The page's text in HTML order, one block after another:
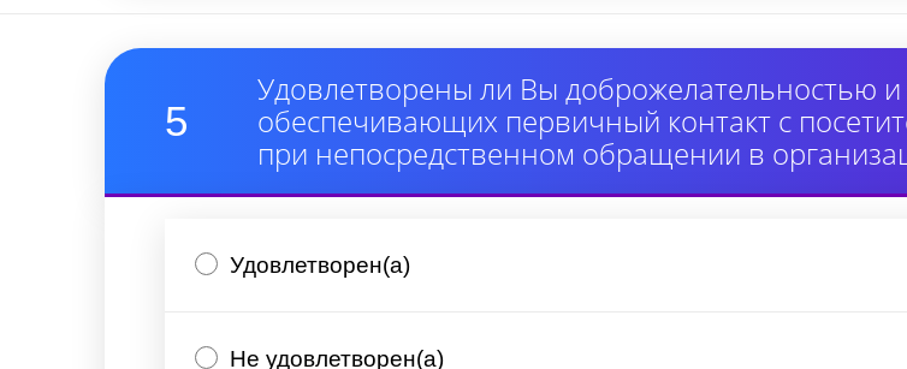
5
Удовлетворены ли Вы доброжелательностью
обеспечивающих первичный контакт с
при непосредственном обращении в
Удовлетворен(а)
Не удовлетворен(а)